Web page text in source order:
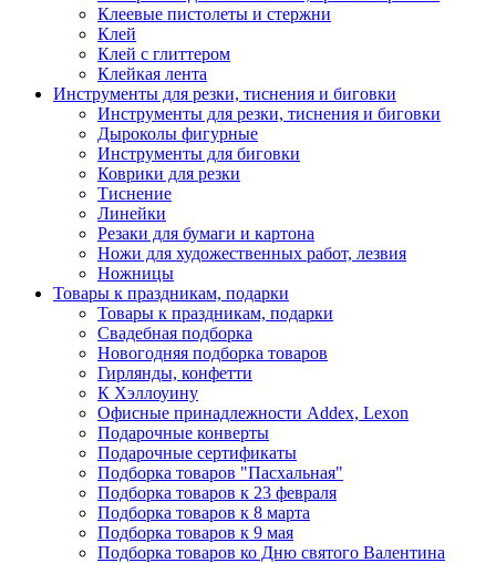
Клеевые пистолеты и стержни
Клей
Клей с глиттером
Клейкая лента
Инструменты для резки, тиснения и биговки
Инструменты для резки, тиснения и биговки
Дыроколы фигурные
Инструменты для биговки
Коврики для резки
Тиснение
Линейки
Резаки для бумаги и картона
Ножи для художественных работ, лезвия
Ножницы
Товары к праздникам, подарки
Товары к праздникам, подарки
Свадебная подборка
Новогодняя подборка товаров
Гирлянды, конфетти
К Хэллоуину
Офисные принадлежности Addex, Lexon
Подарочные конверты
Подарочные сертификаты
Подборка товаров "Пасхальная"
Подборка товаров к 23 февраля
Подборка товаров к 8 марта
Подборка товаров к 9 мая
Подборка товаров ко Дню святого Валентина